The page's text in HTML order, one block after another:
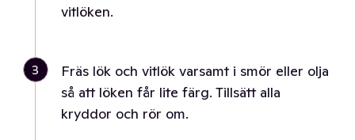
vitlöken.
3
Fräs lök och vitlök varsamt i smör eller olja
så att löken får lite färg. Tillsätt alla
kryddor och rör om.